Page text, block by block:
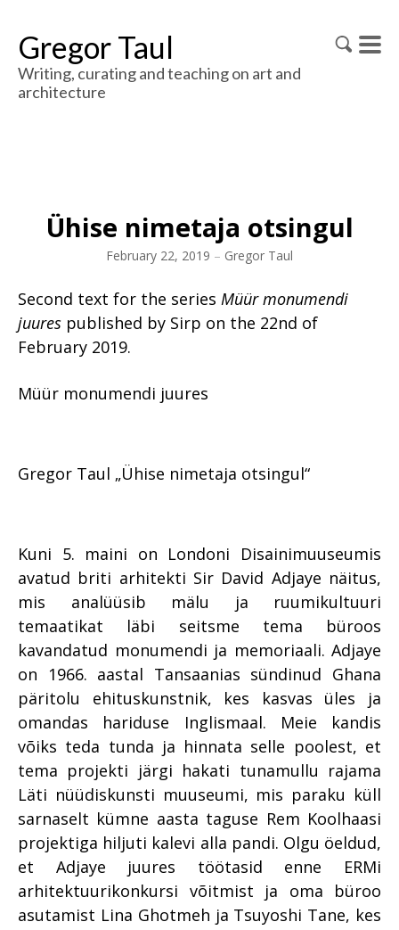
Gregor Taul
Writing, curating and teaching on art and
architecture
Ühise nimetaja otsingul
February 22, 2019 – Gregor Taul
Second text for the series Müür monumendi
juures published by Sirp on the 22nd of
February 2019.
Müür monumendi juures
Gregor Taul „Ühise nimetaja otsingul“
Kuni 5. maini on Londoni Disainimuuseumis
avatud briti arhitekti Sir David Adjaye näitus,
mis analüüsib mälu ja ruumikultuuri
temaatikat läbi seitsme tema büroos
kavandatud monumendi ja memoriaali. Adjaye
on 1966. aastal Tansaanias sündinud Ghana
päritolu ehituskunstnik, kes kasvas üles ja
omandas hariduse Inglismaal. Meie kandis
võiks teda tunda ja hinnata selle poolest, et
tema projekti järgi hakati tunamullu rajama
Läti nüüdiskunsti muuseumi, mis paraku küll
sarnaselt kümne aasta taguse Rem Koolhaasi
projektiga hiljuti kalevi alla pandi. Olgu öeldud,
et Adjaye juures töötasid enne ERMi
arhitektuurikonkursi võitmist ja oma büroo
asutamist Lina Ghotmeh ja Tsuyoshi Tane, kes